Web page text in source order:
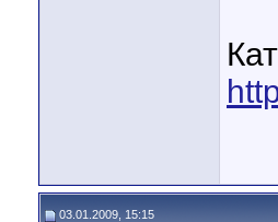
03.01.2009, 15:15